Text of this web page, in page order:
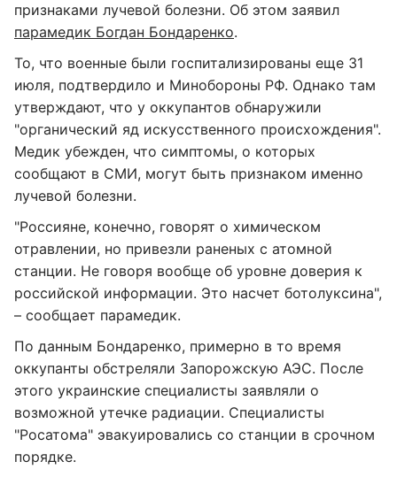
признаками лучевой болезни. Об этом заявил
парамедик Богдан Бондаренко.
То, что военные были госпитализированы еще 31
июля, подтвердило и Минобороны РФ. Однако там
утверждают, что у оккупантов обнаружили
"органический яд искусственного происхождения".
Медик убежден, что симптомы, о которых
сообщают в СМИ, могут быть признаком именно
лучевой болезни.
"Россияне, конечно, говорят о химическом
отравлении, но привезли раненых с атомной
станции. Не говоря вообще об уровне доверия к
российской информации. Это насчет ботолуксина",
– сообщает парамедик.
По данным Бондаренко, примерно в то время
оккупанты обстреляли Запорожскую АЭС. После
этого украинские специалисты заявляли о
возможной утечке радиации. Специалисты
"Росатома" эвакуировались со станции в срочном
порядке.